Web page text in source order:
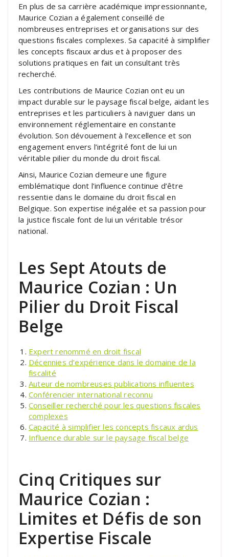
En plus de sa carrière académique impressionnante,
Maurice Cozian a également conseillé de
nombreuses entreprises et organisations sur des
questions fiscales complexes. Sa capacité à simplifier
les concepts fiscaux ardus et à proposer des
solutions pratiques en fait un consultant très
recherché.
Les contributions de Maurice Cozian ont eu un
impact durable sur le paysage fiscal belge, aidant les
entreprises et les particuliers à naviguer dans un
environnement réglementaire en constante
évolution. Son dévouement à l’excellence et son
engagement envers l’intégrité font de lui un
véritable pilier du monde du droit fiscal.
Ainsi, Maurice Cozian demeure une figure
emblématique dont l’influence continue d’être
ressentie dans le domaine du droit fiscal en
Belgique. Son expertise inégalée et sa passion pour
la justice fiscale font de lui un véritable trésor
national.
Les Sept Atouts de
Maurice Cozian : Un
Pilier du Droit Fiscal
Belge
Expert renommé en droit fiscal
Décennies d’expérience dans le domaine de la
fiscalité
Auteur de nombreuses publications influentes
Conférencier international reconnu
Conseiller recherché pour les questions fiscales
complexes
Capacité à simplifier les concepts fiscaux ardus
Influence durable sur le paysage fiscal belge
Cinq Critiques sur
Maurice Cozian :
Limites et Défis de son
Expertise Fiscale